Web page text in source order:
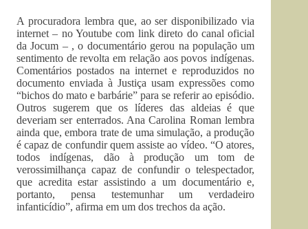
A procuradora lembra que, ao ser disponibilizado via
internet – no Youtube com link direto do canal oficial
da Jocum – , o documentário gerou na população um
sentimento de revolta em relação aos povos indígenas.
Comentários postados na internet e reproduzidos no
documento enviada à Justiça usam expressões como
“bichos do mato e barbárie” para se referir ao episódio.
Outros sugerem que os líderes das aldeias é que
deveriam ser enterrados. Ana Carolina Roman lembra
ainda que, embora trate de uma simulação, a produção
é capaz de confundir quem assiste ao vídeo. “O atores,
todos indígenas, dão à produção um tom de
verossimilhança capaz de confundir o telespectador,
que acredita estar assistindo a um documentário e,
portanto, pensa testemunhar um verdadeiro
infanticídio”, afirma em um dos trechos da ação.